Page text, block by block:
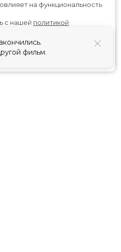
фильм.
на функциональность
с нашей политикой